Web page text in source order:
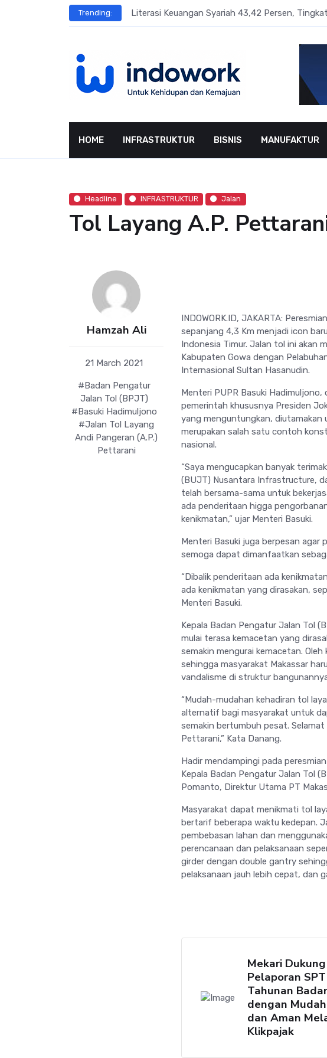
Trending: Literasi Keuangan Syariah 43,42 Persen,
HOME INFRASTRUKTUR BISNIS MANUFAKTUR
Headline INFRASTRUKTUR Jalan
Tol Layang A.P.
Hamzah Ali
21 March 2021
#Badan Pengatur
Jalan Tol (BPJT)
#Basuki Hadimuljono
#Jalan Tol Layang
Andi Pangeran (A.P.)
Pettarani
INDOWORK.ID, JAKARTA:
sepanjang 4,3 Km menjadi icon
Indonesia Timur. Jalan tol ini akan
Kabupaten Gowa dengan
Internasional Sultan Hasanudin.
Menteri PUPR Basuki
pemerintah khususnya Presiden
yang menguntungkan, diutamakan
merupakan salah satu contoh
nasional.
“Saya mengucapkan banyak
(BUJT) Nusantara Infrastructure,
telah bersama-sama untuk
ada penderitaan higga
kenikmatan,” ujar Menteri Basuki.
Menteri Basuki juga berpesan agar
semoga dapat dimanfaatkan
“Dibalik penderitaan ada
ada kenikmatan yang dirasakan,
Menteri Basuki.
Kepala Badan Pengatur Jalan Tol
mulai terasa kemacetan yang
semakin mengurai kemacetan.
sehingga masyarakat Makassar
vandalisme di struktur
“Mudah-mudahan kehadiran tol
alternatif bagi masyarakat untuk
semakin bertumbuh pesat.
Pettarani,” Kata Danang.
Hadir mendampingi pada
Kepala Badan Pengatur Jalan Tol
Pomanto, Direktur Utama PT
Masyarakat dapat menikmati tol
bertarif beberapa waktu kedepan.
pembebasan lahan dan
perencanaan dan pelaksanaan
girder dengan double gantry
pelaksanaan jauh lebih cepat, dan
Mekari Dukung
Pelaporan SPT
Tahunan
dengan Mudah
dan Aman
Klikpajak